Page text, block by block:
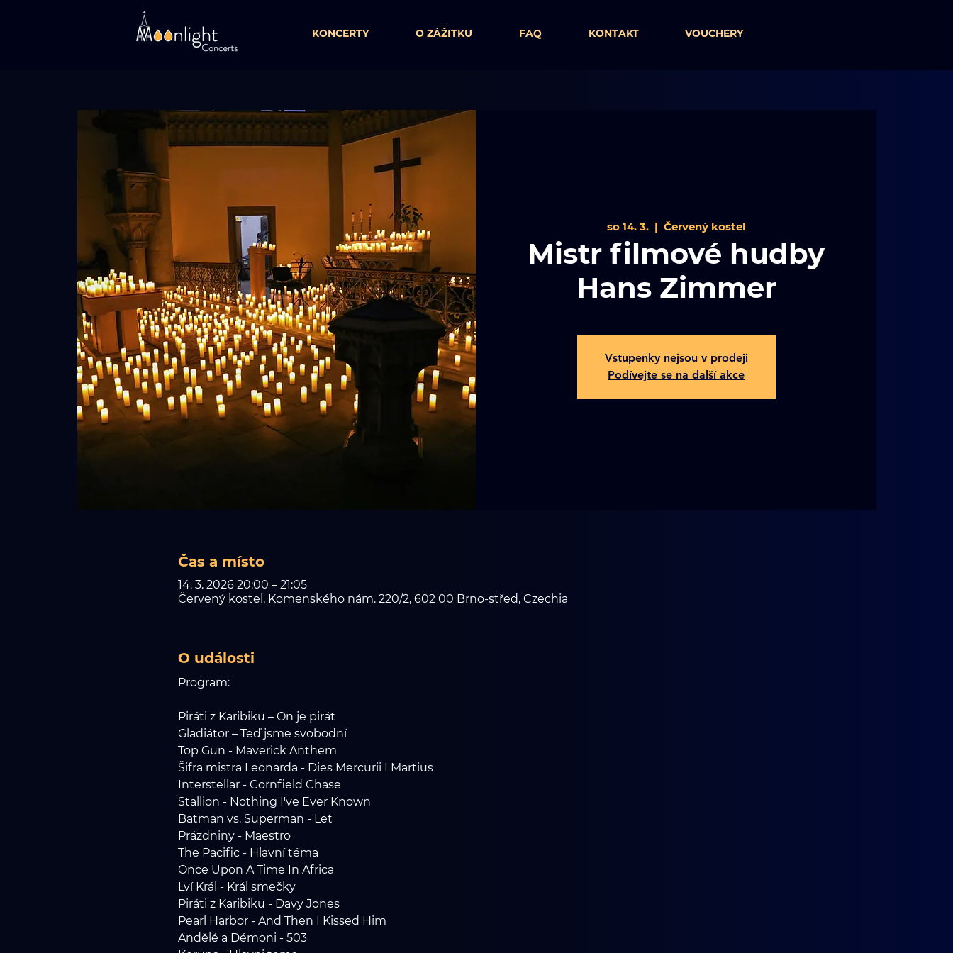
KONCERTY O ZÁŽITKU FAQ KONTAKT VOUCHERY
so 14. 3.
  |
Červený kostel
Mistr filmové hudby
Hans Zimmer
Vstupenky nejsou v prodeji
Podívejte se na další akce
Čas a místo
14. 3. 2026 20:00 – 21:05
Červený kostel, Komenského nám. 220/2, 602 00 Brno-střed, Czechia
O události
Program:
Piráti z Karibiku – On je pirát
Gladiátor – Teď jsme svobodní
Top Gun - Maverick Anthem
Šifra mistra Leonarda - Dies Mercurii I Martius
Interstellar - Cornfield Chase
Stallion - Nothing I've Ever Known
Batman vs. Superman - Let
Prázdniny - Maestro
The Pacific - Hlavní téma
Once Upon A Time In Africa
Lví Král - Král smečky
Piráti z Karibiku - Davy Jones
Pearl Harbor - And Then I Kissed Him
Andělé a Démoni - 503